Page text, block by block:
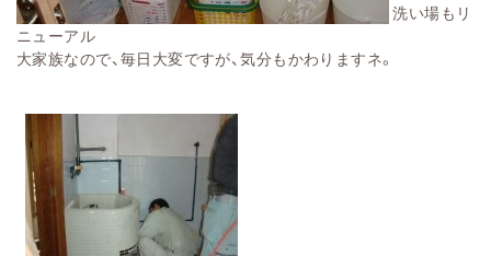
洗い場もリ
ニューアル
大家族なので、毎日大変ですが、気分もかわりますネ。